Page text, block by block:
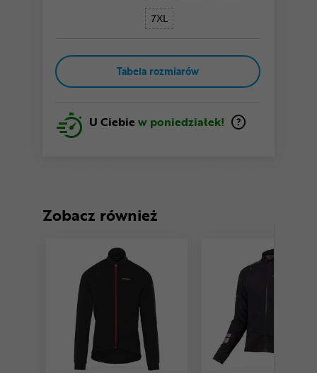
7XL
Tabela rozmiarów
U Ciebiew poniedziałek!
Zobacz również